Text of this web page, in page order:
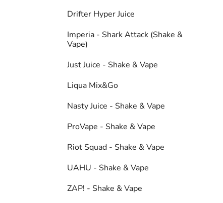
Drifter Hyper Juice
Imperia - Shark Attack (Shake &
Vape)
Just Juice - Shake & Vape
Liqua Mix&Go
Nasty Juice - Shake & Vape
ProVape - Shake & Vape
Riot Squad - Shake & Vape
UAHU - Shake & Vape
ZAP! - Shake & Vape